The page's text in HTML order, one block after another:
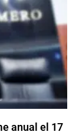
anual el 17